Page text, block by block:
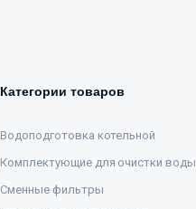
Категории товаров
Водоподготовка котельной
Комплектующие для очистки воды
Сменные фильтры